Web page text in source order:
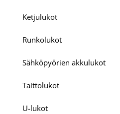
Ketjulukot
Runkolukot
Sähköpyörien akkulukot
Taittolukot
U-lukot